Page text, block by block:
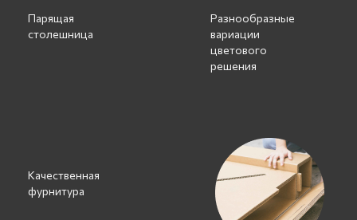
Парящая
столешница
Разнообразные
вариации
цветового
решения
Качественная
фурнитура